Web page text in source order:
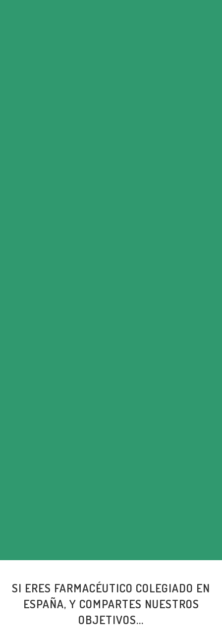
SI ERES FARMACÉUTICO COLEGIADO EN
ESPAÑA, Y COMPARTES NUESTROS
OBJETIVOS...